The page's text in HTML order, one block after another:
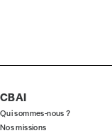
de l’équipe de
CBAI
Qui sommes-nous ?
Nos missions